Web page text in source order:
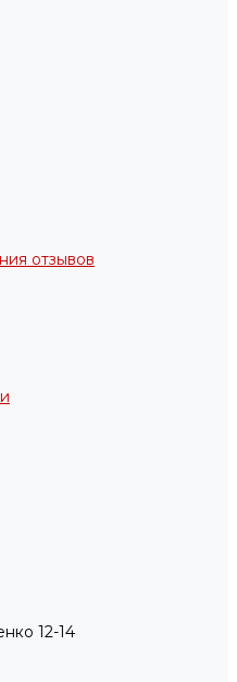
отзывов
12-14